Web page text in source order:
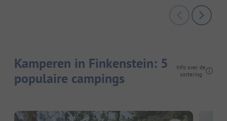
Kamperen in Finkenstein: 5
populaire campings
Info over de
sortering